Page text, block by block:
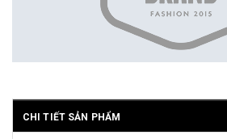
CHI TIẾT SẢN PHẨM